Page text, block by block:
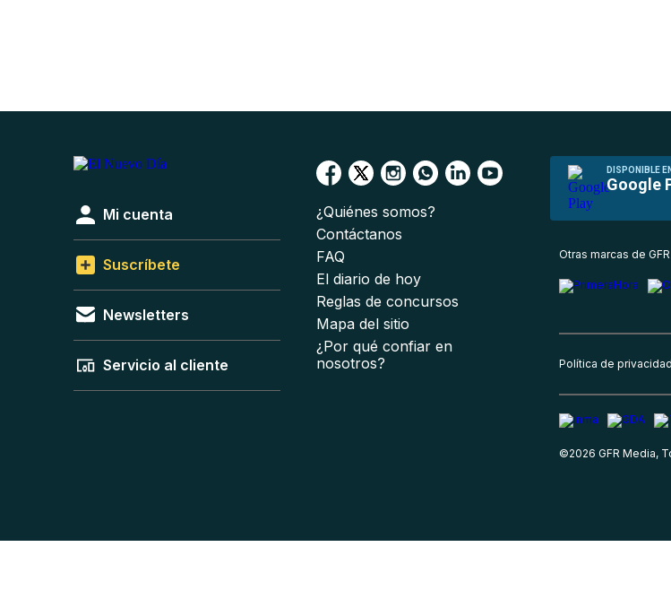
DISPONIBLE EN
Google
Mi cuenta
Suscríbete
Newsletters
Servicio al cliente
¿Quiénes somos?
Contáctanos
FAQ
El diario de hoy
Reglas de concursos
Mapa del sitio
¿Por qué confiar en
nosotros?
Otras marcas de
Política de privacidad
©2026 GFR Media,